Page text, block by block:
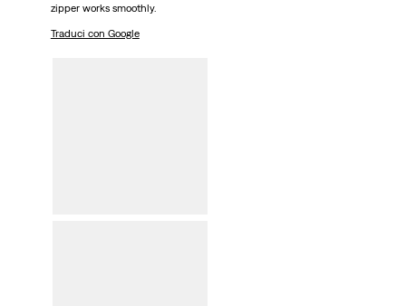
zipper works smoothly.
Traduci con Google